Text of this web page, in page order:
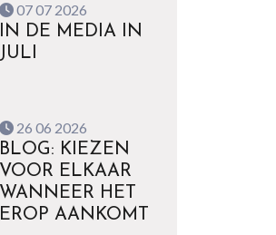
07 07 2026
IN DE MEDIA IN
JULI
26 06 2026
BLOG: KIEZEN
VOOR ELKAAR
WANNEER HET
EROP AANKOMT